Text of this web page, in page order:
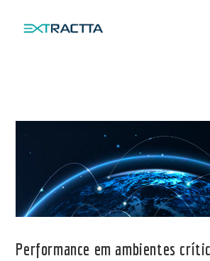
Performance em ambientes